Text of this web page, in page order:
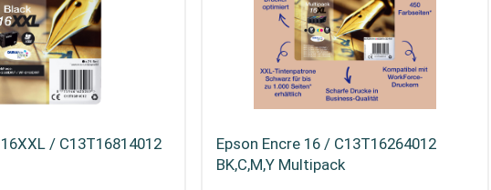
/ C13T16814012
Epson Encre 16 / C13T16264012
BK,C,M,Y Multipack